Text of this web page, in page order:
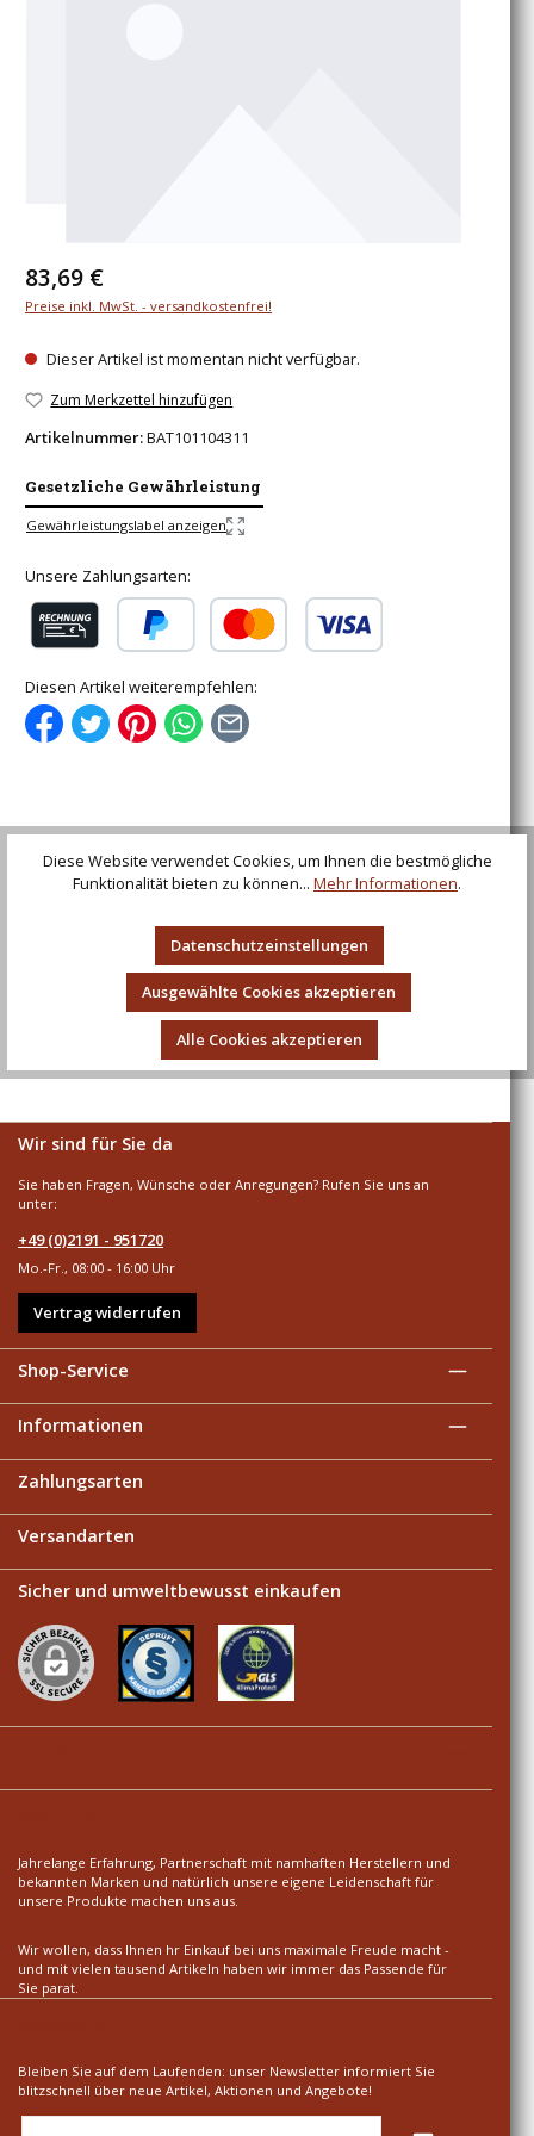
Regulärer Preis:
83,69 €
Preise inkl. MwSt. - versandkostenfrei!
Dieser Artikel ist momentan nicht verfügbar.
Zum Merkzettel hinzufügen
Artikelnummer:BAT101104311
Gesetzliche Gewährleistung
Gewährleistungslabel anzeigen
Unsere Zahlungsarten:
Diesen Artikel weiterempfehlen:
Wikingerschwert Wheeler Typ VI, für leichten
Schaukampf Die Kohlenstoffstahlklinge dieses
Bewertungen
Wir sind für Sie da
Sie haben Fragen, Wünsche oder Anregungen? Rufen Sie uns an
unter:
+49 (0)2191 - 951720
Mo.-Fr., 08:00 - 16:00 Uhr
Vertrag widerrufen
Shop-Service
Informationen
Zahlungsarten
Versandarten
Sicher und umweltbewusst einkaufen
Jahrelange Erfahrung, Partnerschaft mit namhaften Herstellern und
bekannten Marken und natürlich unsere eigene Leidenschaft für
unsere Produkte machen uns aus.
Wir wollen, dass Ihnen hr Einkauf bei uns maximale Freude macht -
und mit vielen tausend Artikeln haben wir immer das Passende für
Sie parat.
Bleiben Sie auf dem Laufenden: unser Newsletter informiert Sie
blitzschnell über neue Artikel, Aktionen und Angebote!
Diese Website verwendet Cookies, um Ihnen die bestmögliche
Funktionalität bieten zu können... Mehr Informationen.
Datenschutzeinstellungen
Ausgewählte Cookies akzeptieren
Alle Cookies akzeptieren